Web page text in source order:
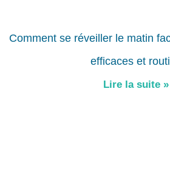
Comment se réveiller le matin
efficaces et
Lire la suite »